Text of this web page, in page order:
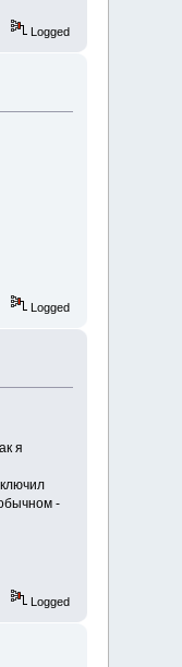
Logged
Logged
я
-
Logged